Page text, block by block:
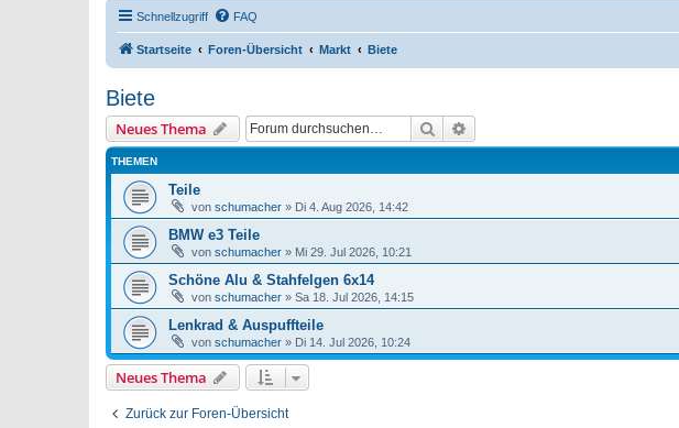
Schnellzugriff FAQ
Startseite Foren-Übersicht Markt Biete
Biete
Neues Thema Suche
THEMEN
Teile
von schumacher » Di 4. Aug 2026, 14:42
BMW e3 Teile
von schumacher » Mi 29. Jul 2026, 10:21
Schöne Alu & Stahfelgen 6x14
von schumacher » Sa 18. Jul 2026, 14:15
Lenkrad & Auspuffteile
von schumacher » Di 14. Jul 2026, 10:24
Neues Thema
Zurück zur Foren-Übersicht